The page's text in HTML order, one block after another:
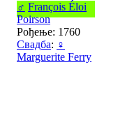
♂ François Éloi
Poirson
Рођење: 1760
Свадба: ♀
Marguerite Ferry